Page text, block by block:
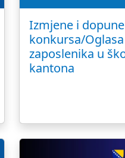
Izmjene i dopune
konkursa/
zaposlenika u
kantona